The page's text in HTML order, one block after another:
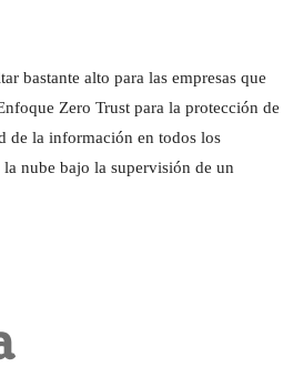
bastante alto para las empresas que
Zero Trust para la protección de
de la información en todos los
nube bajo la supervisión de un